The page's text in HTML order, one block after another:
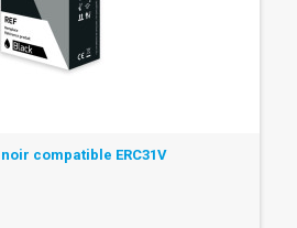
compatible ERC31V